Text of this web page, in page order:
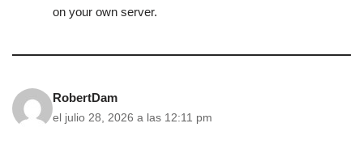
on your own server.
RobertDam
el julio 28, 2026 a las 12:11 pm